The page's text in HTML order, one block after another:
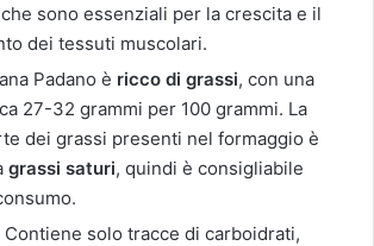
sono essenziali per la crescita e il
dei tessuti muscolari.
Padano è ricco di grassi, con una
27-32 grammi per 100 grammi. La
dei grassi presenti nel formaggio è
grassi saturi, quindi è consigliabile
Contiene solo tracce di carboidrati,